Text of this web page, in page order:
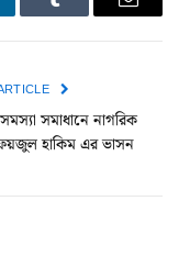
Tumblr Email
সমস্যা সমাধানে নাগরিক
হাকিম এর ভাসন